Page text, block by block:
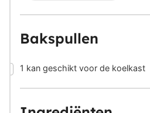
Bakspullen
▢1 kan geschikt voor de koelkast